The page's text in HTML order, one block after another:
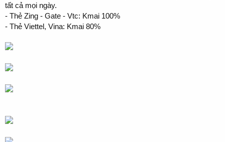
tất cả mọi ngày.
- Thẻ Zing - Gate - Vtc: Kmai 100%
- Thẻ Viettel, Vina: Kmai 80%